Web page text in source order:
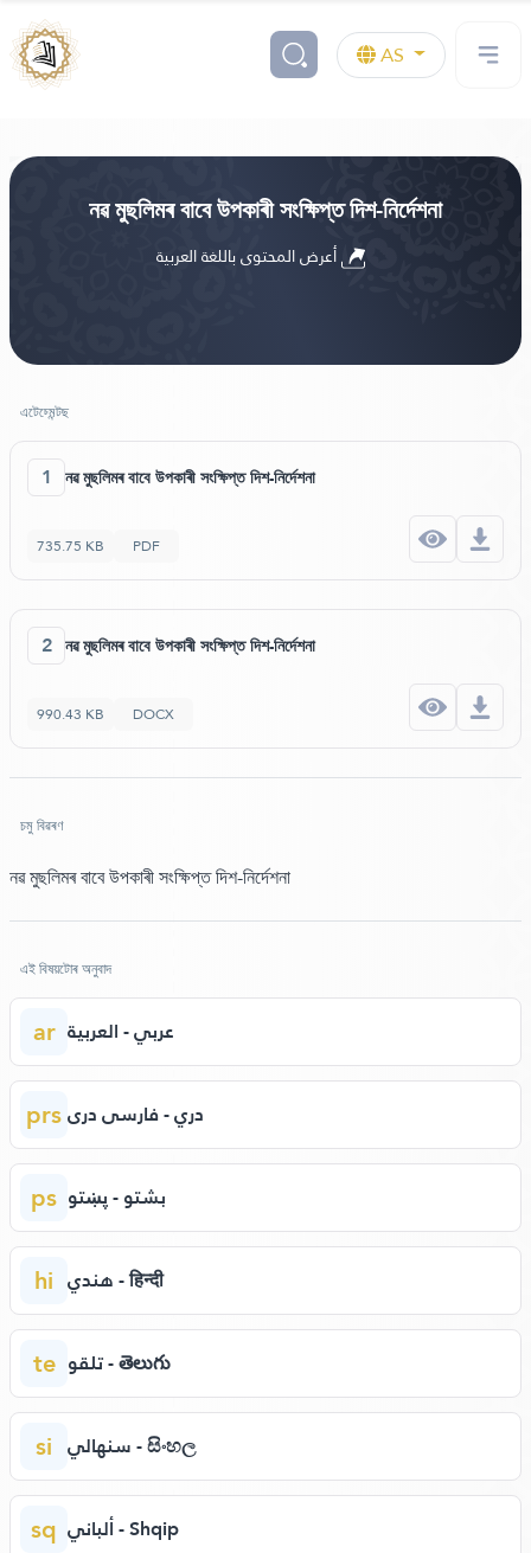
AS
নৱ মুছলিমৰ বাবে উপকাৰী সংক্ষিপ্ত দিশ-নিৰ্দেশনা
এটেচ্মেন্টছ
1 নৱ মুছলিমৰ বাবে উপকাৰী সংক্ষিপ্ত দিশ-নিৰ্দেশনা
735.75 KB PDF
2 নৱ মুছলিমৰ বাবে উপকাৰী সংক্ষিপ্ত দিশ-নিৰ্দেশনা
990.43 KB DOCX
চমু বিৱৰণ
নৱ মুছলিমৰ বাবে উপকাৰী সংক্ষিপ্ত দিশ-নিৰ্দেশনা
এই বিষয়টোৰ অনুবাদ
ar عربي - العربية
prsدري - فارسی دری
ps بشتو - پښتو
hi هندي - हिन्दी
te تلقو - తెలుగు
si سنهالي - සිංහල
sq ألباني - Shqip